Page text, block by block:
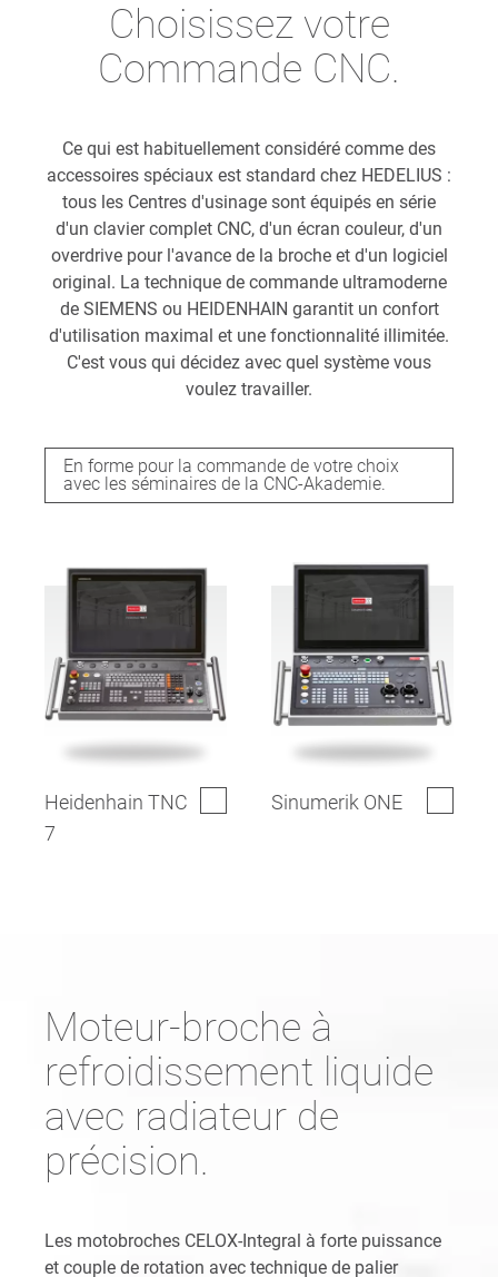
Choisissez votre
Commande CNC.
Ce qui est habituellement considéré comme des
accessoires spéciaux est standard chez HEDELIUS :
tous les Centres d'usinage sont équipés en série
d'un clavier complet CNC, d'un écran couleur, d'un
overdrive pour l'avance de la broche et d'un logiciel
original. La technique de commande ultramoderne
de SIEMENS ou HEIDENHAIN garantit un confort
d'utilisation maximal et une fonctionnalité illimitée.
C'est vous qui décidez avec quel système vous
voulez travailler.
En forme pour la commande de votre choix
avec les séminaires de la CNC-Akademie.
Heidenhain TNC
7
Sinumerik ONE
Moteur-broche à
refroidissement liquide
avec radiateur de
précision.
Les motobroches CELOX-Integral à forte puissance
et couple de rotation avec technique de palier